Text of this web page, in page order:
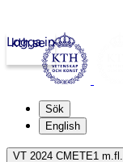
kth.se
Logga in
Sök
English
VT 2024 CMETE1 m.fl.